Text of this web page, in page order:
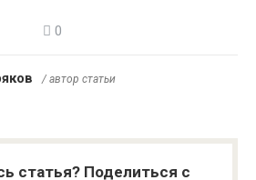
0
/ автор статьи
статья? Поделиться с